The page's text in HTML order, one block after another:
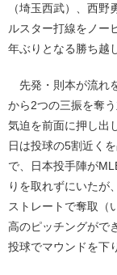
（埼玉西武）、西
ルスター打線をノー
年ぶりとなる勝ち越
先発・則本が流れ
から2つの三振を奪
気迫を前面に押し出
日は投球の5割近く
で、日本投手陣が
りを取れずにいたが
ストレートで奪取（
高のピッチングがで
投球でマウンドを下